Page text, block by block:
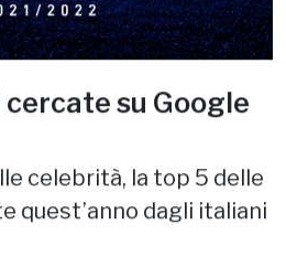
cercate su Google
celebrità, la top 5 delle
quest’anno dagli italiani